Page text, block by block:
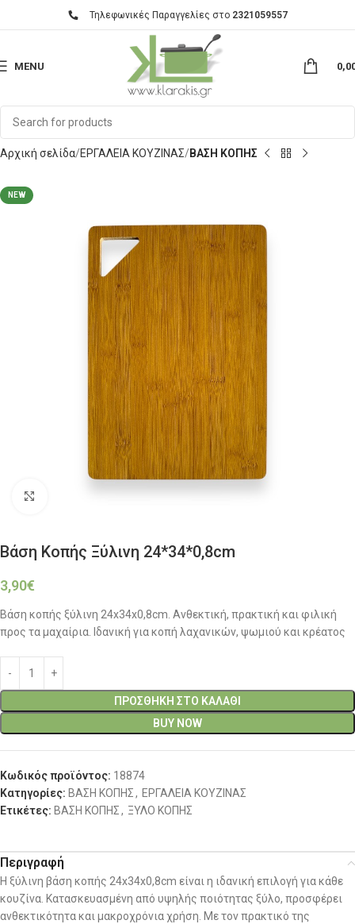
Τηλεφωνικές Παραγγελίες στο 2321059557
MENU
Αρχική σελίδα ΕΡΓΑΛΕΙΑ ΚΟΥΖΙΝΑΣ ΒΑΣΗ ΚΟΠΗΣ
NEW
Βάση Κοπής Ξύλινη 24*34*0,8cm
3,90€
Βάση κοπής ξύλινη 24x34x0,8cm. Ανθεκτική, πρακτική και φιλική
προς τα μαχαίρια. Ιδανική για κοπή λαχανικών, ψωμιού και κρέατος
ΠΡΟΣΘΉΚΗ ΣΤΟ ΚΑΛΆΘΙ
BUY NOW
Κωδικός προϊόντος: 18874
Κατηγορίες: ΒΑΣΗ ΚΟΠΗΣ, ΕΡΓΑΛΕΙΑ ΚΟΥΖΙΝΑΣ
Ετικέτες: ΒΑΣΗ ΚΟΠΗΣ, ΞΥΛΟ ΚΟΠΗΣ
Περιγραφή
Η ξύλινη βάση κοπής 24x34x0,8cm είναι η ιδανική επιλογή για κάθε
κουζίνα. Κατασκευασμένη από υψηλής ποιότητας ξύλο, προσφέρει
ανθεκτικότητα και μακροχρόνια χρήση. Με τον πρακτικό της